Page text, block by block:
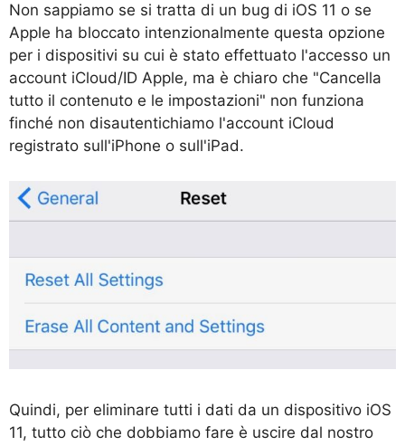
Non sappiamo se si tratta di un bug di iOS 11 o se
Apple ha bloccato intenzionalmente questa opzione
per i dispositivi su cui è stato effettuato l'accesso un
account iCloud/ID Apple, ma è chiaro che "Cancella
tutto il contenuto e le impostazioni" non funziona
finché non disautentichiamo l'account iCloud
registrato sull'iPhone o sull'iPad.
Quindi, per eliminare tutti i dati da un dispositivo iOS
11, tutto ciò che dobbiamo fare è uscire dal nostro